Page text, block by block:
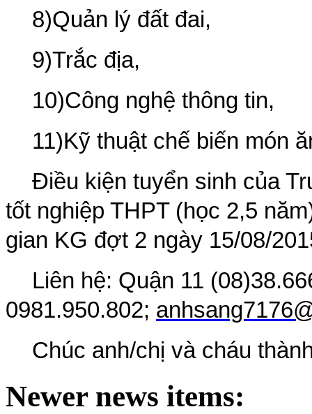
8)Quản lý đất đai,
9)Trắc địa,
10)Công nghệ thông tin,
11)Kỹ thuật chế biến món
Điều kiện tuyển sinh của
tốt nghiệp THPT (học 2,5
gian KG đợt 2 ngày 15/08/
Liên hệ: Quận 11
0981.950.802;
Chúc anh/chị và cháu
Newer news items: